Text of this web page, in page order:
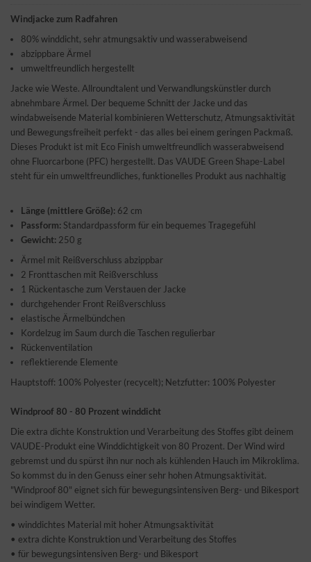
Windjacke zum Radfahren
80% winddicht, sehr atmungsaktiv und wasserabweisend
abzippbare Ärmel
umweltfreundlich hergestellt
Jacke wie Weste. Allroundtalent und Verwandlungskünstler durch
abnehmbare Ärmel. Der bequeme Schnitt der Jacke und das
windabweisende Material kombinieren Wetterschutz, Atmungsaktivität
und Bewegungsfreiheit perfekt - das alles bei einem geringen Packmaß.
Dieses Produkt ist mit Eco Finish umweltfreundlich wasserabweisend
ohne Fluorcarbone (PFC) hergestellt. Das VAUDE Green Shape-Label
steht für ein umweltfreundliches, funktionelles Produkt aus nachhaltig
Länge (mittlere Größe): 62 cm
Passform: Standardpassform für ein bequemes Tragegefühl
Gewicht: 250 g
Ärmel mit Reißverschluss abzippbar
2 Fronttaschen mit Reißverschluss
1 Rückentasche zum Verstauen der Jacke
durchgehender Front Reißverschluss
elastische Ärmelbündchen
Kordelzug im Saum durch die Taschen regulierbar
Rückenventilation
reflektierende Elemente
Hauptstoff: 100% Polyester (recycelt); Netzfutter: 100% Polyester
Windproof 80 - 80 Prozent winddicht
Die extra dichte Konstruktion und Verarbeitung des Stoffes gibt deinem
VAUDE-Produkt eine Winddichtigkeit von 80 Prozent. Der Wind wird
gebremst und du spürst ihn nur noch als kühlenden Hauch im Mikroklima.
So kommst du in den Genuss einer sehr hohen Atmungsaktivität.
"Windproof 80" eignet sich für bewegungsintensiven Berg- und Bikesport
bei windigem Wetter.
• winddichtes Material mit hoher Atmungsaktivität
• extra dichte Konstruktion und Verarbeitung des Stoffes
• für bewegungsintensiven Berg- und Bikesport